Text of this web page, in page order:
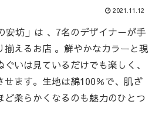
2021.11.12
安坊」は 、7名のデザイナーが手
揃えるお店 。鮮やかなカラーと現
いは見ているだけでも楽しく、
せます。生地は綿100％で、肌ざ
柔らかくなるのも魅力のひとつ